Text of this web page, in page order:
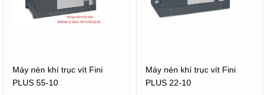
Máy nén khí trục vít Fini
PLUS 55-10
Máy nén khí trục vít Fini
PLUS 22-10